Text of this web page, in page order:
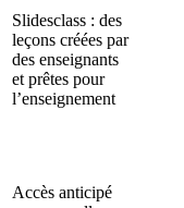
Slidesclass : des
leçons créées par
des enseignants
et prêtes pour
l’enseignement
Accès anticipé